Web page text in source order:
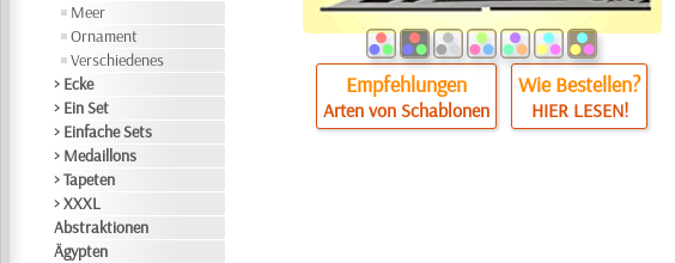
Meer
Ornament
Verschiedenes
> Ecke
> Ein Set
> Einfache Sets
> Medaillons
> Tapeten
> XXXL
Abstraktionen
Ägypten
Empfehlungen
Arten von Schablonen
Wie Bestellen?
HIER LESEN!